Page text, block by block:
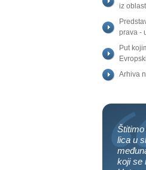
iz
prava -
Put
Arhiva
lica u
koji se